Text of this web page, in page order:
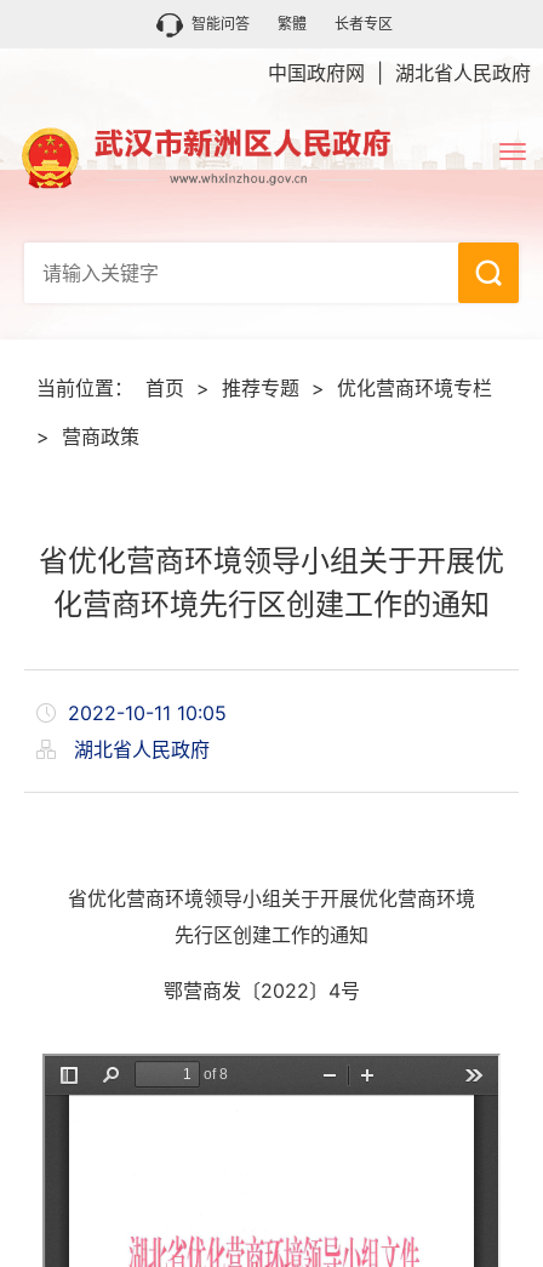
智能问答 繁體 长者专区
中国政府网 湖北省人民政府
当前位置： 首页 > 推荐专题 > 优化营商环境专栏
>
营商政策
省优化营商环境领导小组关于开展优
化营商环境先行区创建工作的通知
2022-10-11 10:05
湖北省人民政府
省优化营商环境领导小组关于开展优化营商环境
先行区创建工作的通知
鄂营商发〔2022〕4号